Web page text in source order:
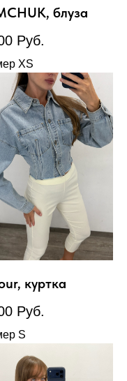
блуза
Руб.
XS
куртка
Руб.
S